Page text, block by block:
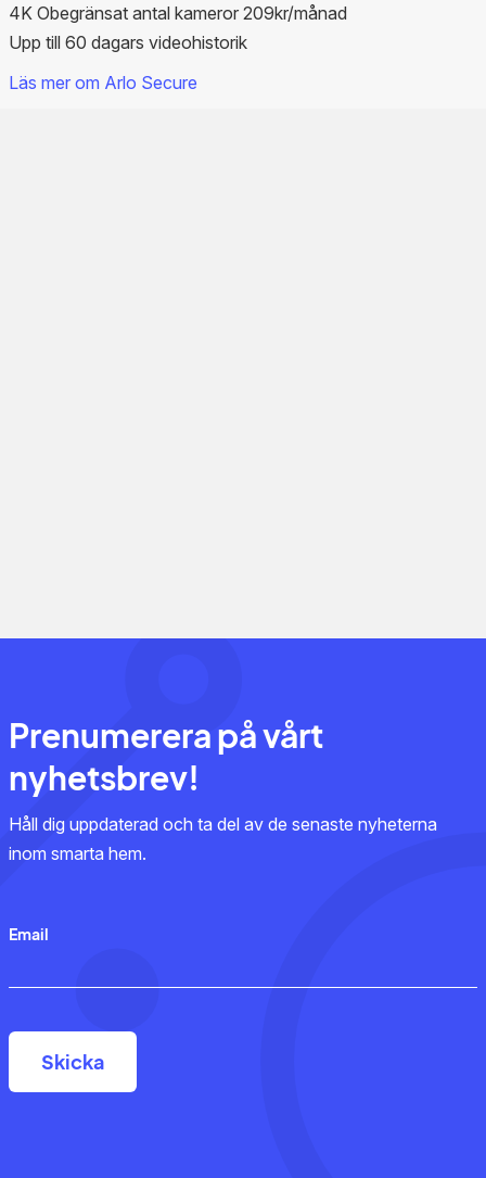
4K Obegränsat antal kameror 209kr/månad
Upp till 60 dagars videohistorik
Läs mer om Arlo Secure
Prenumerera på vårt
nyhetsbrev!
Håll dig uppdaterad och ta del av de senaste nyheterna
inom smarta hem.
Email